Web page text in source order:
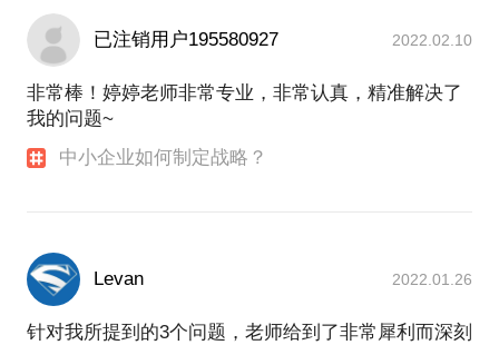
已注销用户195580927 2022.02.10
非常棒！婷婷老师非常专业，非常认真，精准解决了
我的问题~
中小企业如何制定战略？
Levan 2022.01.26
针对我所提到的3个问题，老师给到了非常犀利而深刻